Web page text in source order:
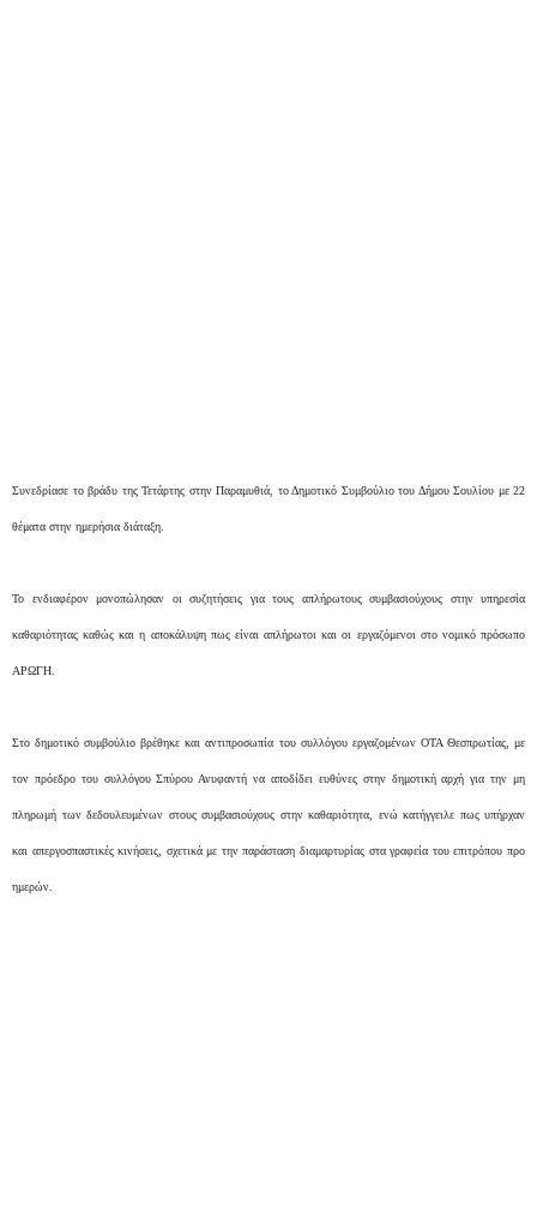
Συνεδρίασε το βράδυ της Τετάρτης στην Παραμυθιά, το Δημοτικό Συμβούλιο του Δήμου Σουλίου με 22
θέματα στην ημερήσια διάταξη.
To ενδιαφέρον μονοπώλησαν οι συζητήσεις για τους απλήρωτους συμβασιούχους στην υπηρεσία
καθαριότητας καθώς και η αποκάλυψη πως είναι απλήρωτοι και οι εργαζόμενοι στο νομικό πρόσωπο
ΑΡΩΓΗ.
Στο δημοτικό συμβούλιο βρέθηκε και αντιπροσωπία του συλλόγου εργαζομένων ΟΤΑ Θεσπρωτίας, με
τον πρόεδρο του συλλόγου Σπύρου Ανυφαντή να αποδίδει ευθύνες στην δημοτική αρχή για την μη
πληρωμή των δεδουλευμένων στους συμβασιούχους στην καθαριότητα , ενώ κατήγγειλε πως υπήρχαν
και απεργοσπαστικές κινήσεις, σχετικά με την παράσταση διαμαρτυρίας στα γραφεία του επιτρόπου προ
ημερών.